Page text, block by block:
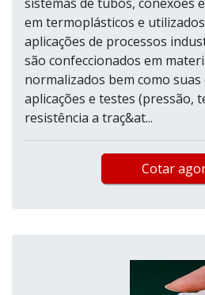
em termoplásticos e
aplicações de processos
são confeccionados em
normalizados bem como suas
aplicações e testes (pressão,
resistência a traç&at...
Cotar